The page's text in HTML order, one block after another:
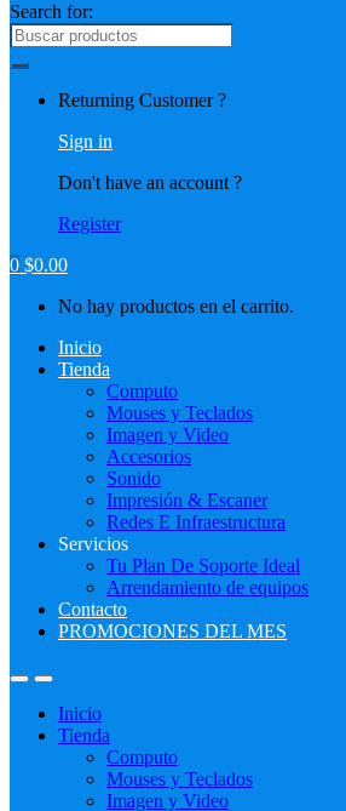
Search for:
Returning Customer ?
Sign in
Don't have an account ?
Register
0 $0.00
No hay productos en el carrito.
Inicio
Tienda
Computo
Mouses y Teclados
Imagen y Video
Accesorios
Sonido
Impresión & Escaner
Redes E Infraestructura
Servicios
Tu Plan De Soporte Ideal
Arrendamiento de equipos
Contacto
PROMOCIONES DEL MES
Inicio
Tienda
Computo
Mouses y Teclados
Imagen y Video